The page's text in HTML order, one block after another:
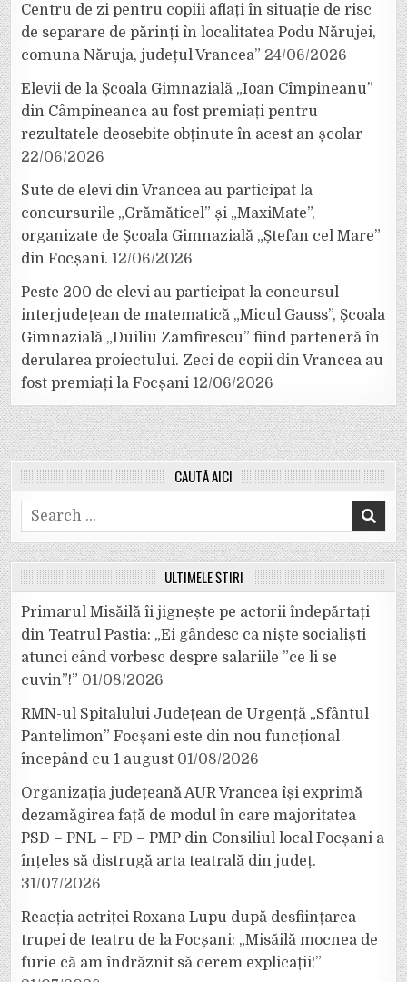
Centru de zi pentru copiii aflați în situație de risc
de separare de părinți în localitatea Podu Nărujei,
comuna Năruja, județul Vrancea” 24/06/2026
Elevii de la Școala Gimnazială „Ioan Cîmpineanu”
din Câmpineanca au fost premiați pentru
rezultatele deosebite obținute în acest an școlar
22/06/2026
Sute de elevi din Vrancea au participat la
concursurile „Grămăticel” și „MaxiMate”,
organizate de Școala Gimnazială „Ștefan cel Mare”
din Focșani. 12/06/2026
Peste 200 de elevi au participat la concursul
interjudețean de matematică „Micul Gauss”, Școala
Gimnazială „Duiliu Zamfirescu” fiind parteneră în
derularea proiectului. Zeci de copii din Vrancea au
fost premiați la Focșani 12/06/2026
CAUTĂ AICI
Search
for:
ULTIMELE ȘTIRI
Primarul Misăilă îi jignește pe actorii îndepărtați
din Teatrul Pastia: „Ei gândesc ca niște socialiști
atunci când vorbesc despre salariile ”ce li se
cuvin”!” 01/08/2026
RMN-ul Spitalului Județean de Urgență „Sfântul
Pantelimon” Focșani este din nou funcțional
începând cu 1 august 01/08/2026
Organizația județeană AUR Vrancea își exprimă
dezamăgirea față de modul în care majoritatea
PSD – PNL – FD – PMP din Consiliul local Focșani a
înțeles să distrugă arta teatrală din județ.
31/07/2026
Reacția actriței Roxana Lupu după desființarea
trupei de teatru de la Focșani: „Misăilă mocnea de
furie că am îndrăznit să cerem explicații!”